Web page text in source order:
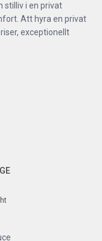
stilliv i en privat
Att hyra en privat
exceptionellt